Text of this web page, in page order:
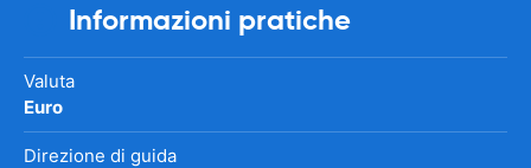
Informazioni pratiche
Valuta
Euro
Direzione di guida